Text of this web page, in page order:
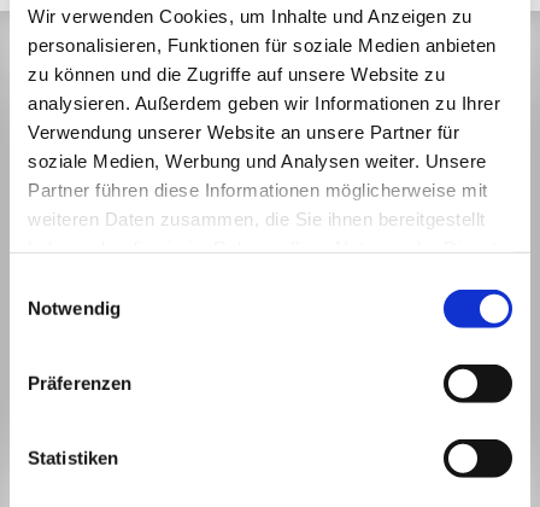
Wir verwenden Cookies, um Inhalte und Anzeigen zu
personalisieren, Funktionen für soziale Medien anbieten
zu können und die Zugriffe auf unsere Website zu
analysieren. Außerdem geben wir Informationen zu Ihrer
Verwendung unserer Website an unsere Partner für
soziale Medien, Werbung und Analysen weiter. Unsere
Partner führen diese Informationen möglicherweise mit
weiteren Daten zusammen, die Sie ihnen bereitgestellt
Notwendig
Präferenzen
Statistiken